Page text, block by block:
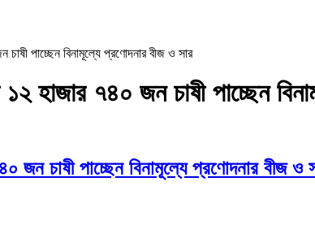
পাচ্ছেন বিনামূল্যে প্রণোদনার বীজ ও সার
১২ হাজার ৭৪০ জন চাষী পাচ্ছেন
জন চাষী পাচ্ছেন বিনামূল্যে প্রণোদনার বীজ ও